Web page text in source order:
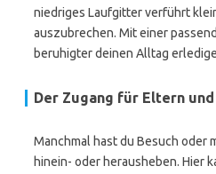
niedriges Laufgitter verführt
auszubrechen. Mit einer
beruhigter deinen Alltag
Der Zugang für Eltern und
Manchmal hast du Besuch oder
hinein- oder herausheben. Hier